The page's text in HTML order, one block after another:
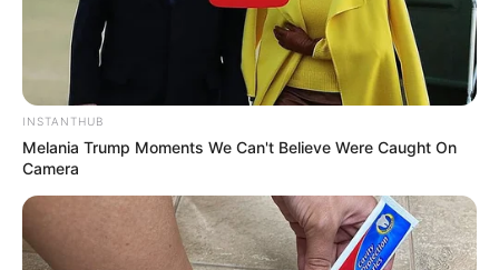
INSTANTHUB
Melania Trump Moments We Can't Believe Were Caught On
Camera